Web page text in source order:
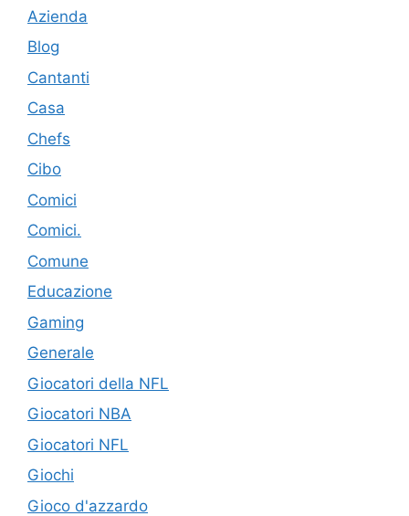
Azienda
Blog
Cantanti
Casa
Chefs
Cibo
Comici
Comici.
Comune
Educazione
Gaming
Generale
Giocatori della NFL
Giocatori NBA
Giocatori NFL
Giochi
Gioco d'azzardo